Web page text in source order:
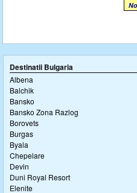
Destinatii Bulgaria
Albena
Balchik
Bansko
Bansko Zona Razlog
Borovets
Burgas
Byala
Chepelare
Devin
Duni Royal Resort
Elenite